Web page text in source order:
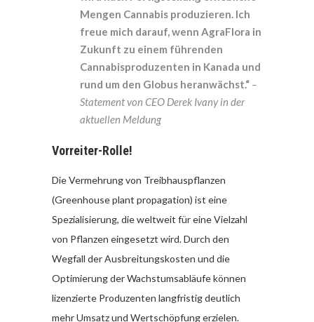
Mengen Cannabis produzieren. Ich
freue mich darauf, wenn AgraFlora in
Zukunft zu einem führenden
Cannabisproduzenten in Kanada und
rund um den Globus heranwächst.“ –
Statement von CEO Derek Ivany in der
aktuellen Meldung
Vorreiter-Rolle!
Die Vermehrung von Treibhauspflanzen
(Greenhouse plant propagation) ist eine
Spezialisierung, die weltweit für eine Vielzahl
von Pflanzen eingesetzt wird. Durch den
Wegfall der Ausbreitungskosten und die
Optimierung der Wachstumsabläufe können
lizenzierte Produzenten langfristig deutlich
mehr Umsatz und Wertschöpfung erzielen.